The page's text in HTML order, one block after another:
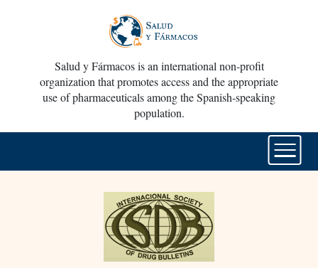
Salud y Fármacos is an international non-profit
organization that promotes access and the appropriate
use of pharmaceuticals among the Spanish-speaking
population.